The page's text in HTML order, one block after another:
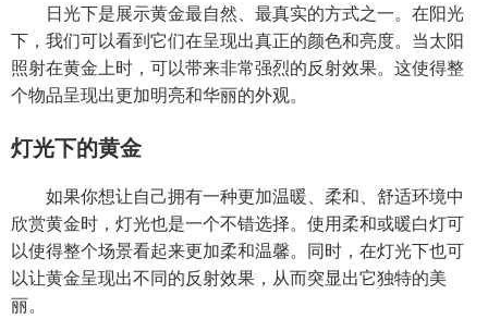
日光下是展示黄金最自然、最真实的方式之一。在阳光
下，我们可以看到它们在呈现出真正的颜色和亮度。当太阳
照射在黄金上时，可以带来非常强烈的反射效果。这使得整
个物品呈现出更加明亮和华丽的外观。
灯光下的黄金
如果你想让自己拥有一种更加温暖、柔和、舒适环境中
欣赏黄金时，灯光也是一个不错选择。使用柔和或暖白灯可
以使得整个场景看起来更加柔和温馨。同时，在灯光下也可
以让黄金呈现出不同的反射效果，从而突显出它独特的美
丽。